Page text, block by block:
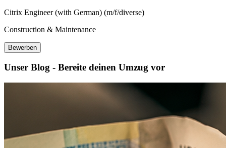
Citrix Engineer (with German) (m/f/diverse)
Construction & Maintenance
Bewerben
Unser Blog - Bereite deinen Umzug vor